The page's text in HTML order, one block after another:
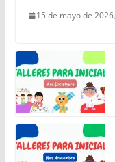
15 de mayo de 2026